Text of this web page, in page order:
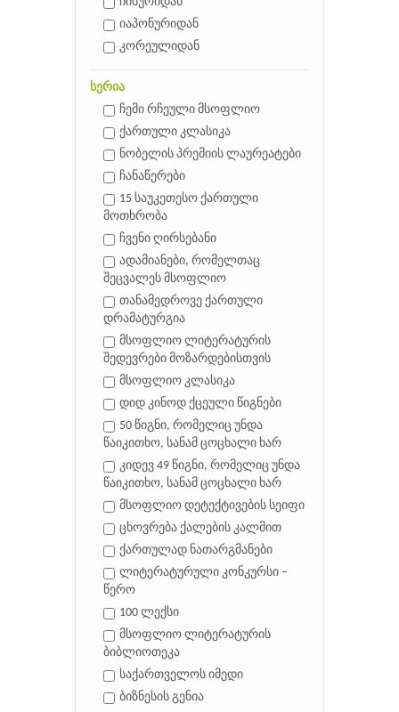
იაპონურიდან
კორეულიდან
სერია
ჩემი რჩეული მსოფლიო
ქართული კლასიკა
ნობელის პრემიის ლაურეატები
ჩანაწერები
15 საუკეთესო ქართული
მოთხრობა
ჩვენი ღირსებანი
ადამიანები, რომელთაც
შეცვალეს მსოფლიო
თანამედროვე ქართული
დრამატურგია
მსოფლიო ლიტერატურის
შედევრები მოზარდებისთვის
მსოფლიო კლასიკა
დიდ კინოდ ქცეული წიგნები
50 წიგნი, რომელიც უნდა
წაიკითხო, სანამ ცოცხალი ხარ
კიდევ 49 წიგნი, რომელიც უნდა
წაიკითხო, სანამ ცოცხალი ხარ
მსოფლიო დეტექტივების სეიფი
ცხოვრება ქალების კალმით
ქართულად ნათარგმანები
ლიტერატურული კონკურსი –
წერო
100 ლექსი
მსოფლიო ლიტერატურის
ბიბლიოთეკა
საქართველოს იმედი
ბიზნესის გენია